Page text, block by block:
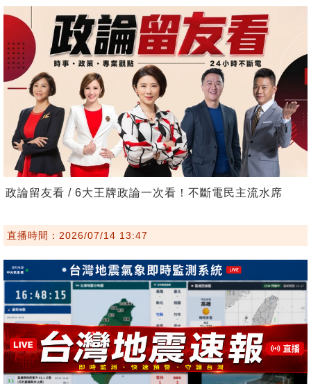
政論留友看 / 6大王牌政論一次看！不斷電民主流水席
直播時間：2026/07/14 13:47